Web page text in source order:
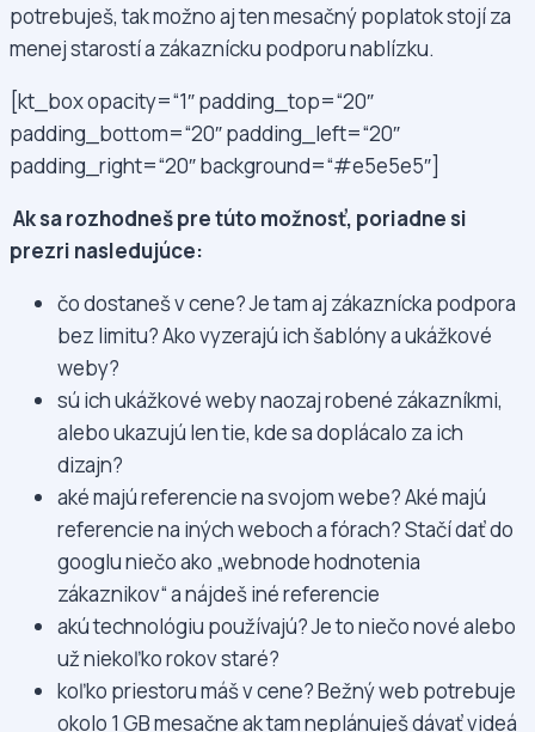
potrebuješ, tak možno aj ten mesačný poplatok stojí za
menej starostí a zákaznícku podporu nablízku.
[kt_box opacity=“1″ padding_top=“20″
padding_bottom=“20″ padding_left=“20″
padding_right=“20″ background=“#e5e5e5″]
Ak sa rozhodneš pre túto možnosť, poriadne si
prezri nasledujúce:
čo dostaneš v cene? Je tam aj zákaznícka podpora
bez limitu? Ako vyzerajú ich šablóny a ukážkové
weby?
sú ich ukážkové weby naozaj robené zákazníkmi,
alebo ukazujú len tie, kde sa doplácalo za ich
dizajn?
aké majú referencie na svojom webe? Aké majú
referencie na iných weboch a fórach? Stačí dať do
googlu niečo ako „webnode hodnotenia
zákaznikov“ a nájdeš iné referencie
akú technológiu používajú? Je to niečo nové alebo
už niekoľko rokov staré?
koľko priestoru máš v cene? Bežný web potrebuje
okolo 1 GB mesačne ak tam neplánuješ dávať videá